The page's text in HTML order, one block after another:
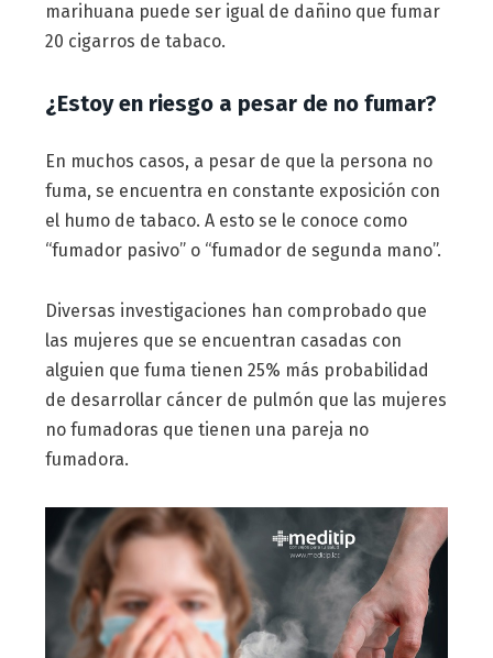
marihuana puede ser igual de dañino que fumar
20 cigarros de tabaco.
¿Estoy en riesgo a pesar de no fumar?
En muchos casos, a pesar de que la persona no
fuma, se encuentra en constante exposición con
el humo de tabaco. A esto se le conoce como
“fumador pasivo” o “fumador de segunda mano”.
Diversas investigaciones han comprobado que
las mujeres que se encuentran casadas con
alguien que fuma tienen 25% más probabilidad
de desarrollar cáncer de pulmón que las mujeres
no fumadoras que tienen una pareja no
fumadora.